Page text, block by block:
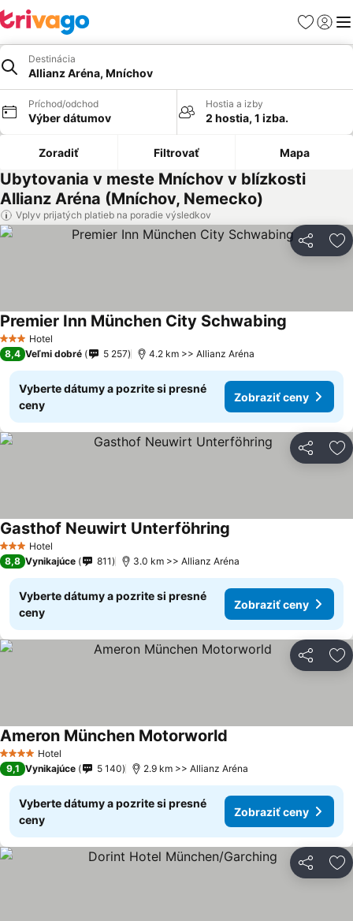
Obľúbené
Destinácia
Allianz Aréna, Mníchov
Príchod/odchod
Výber dátumov
Hostia a izby
2 hostia, 1 izba.
Zoradiť Filtrovať Mapa
Ubytovania v meste Mníchov v blízkosti
Allianz Aréna (Mníchov, Nemecko)
Vplyv prijatých platieb na poradie výsledkov
Zdieľať
3 Počet hviezdičiek
Hotel
Premier Inn München City Schwabing
8,4 Veľmi dobré 5 257 4.2 km >> Allianz Aréna
Vyberte dátumy a pozrite si presné
ceny
Zobraziť ceny
Zdieľať
3 Počet hviezdičiek
Hotel
Gasthof Neuwirt Unterföhring
8,8 Vynikajúce 811 3.0 km >> Allianz Aréna
Vyberte dátumy a pozrite si presné
ceny
Zobraziť ceny
Zdieľať
4 Počet hviezdičiek
Hotel
Ameron München Motorworld
9,1 Vynikajúce 5 140 2.9 km >> Allianz Aréna
Vyberte dátumy a pozrite si presné
ceny
Zobraziť ceny
Zdieľať